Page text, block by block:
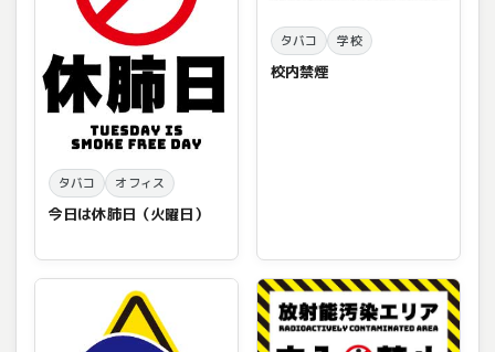
タバコ オフィス
今日は休肺日（火曜日）
タバコ 学校
校内禁煙